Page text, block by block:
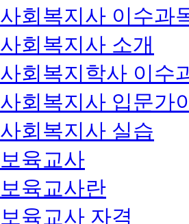
사회복지사 이수과
사회복지사 소개
사회복지학사 이수
사회복지사 입문가
사회복지사 실습
보육교사
보육교사란
보육교사 자격